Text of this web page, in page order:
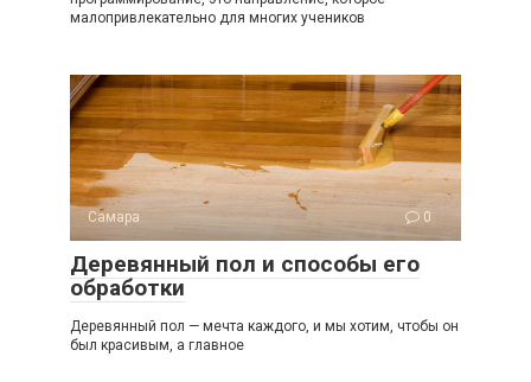
малопривлекательно для многих учеников
Самара 0
Деревянный пол и способы его
обработки
Деревянный пол — мечта каждого, и мы хотим, чтобы он
был красивым, а главное